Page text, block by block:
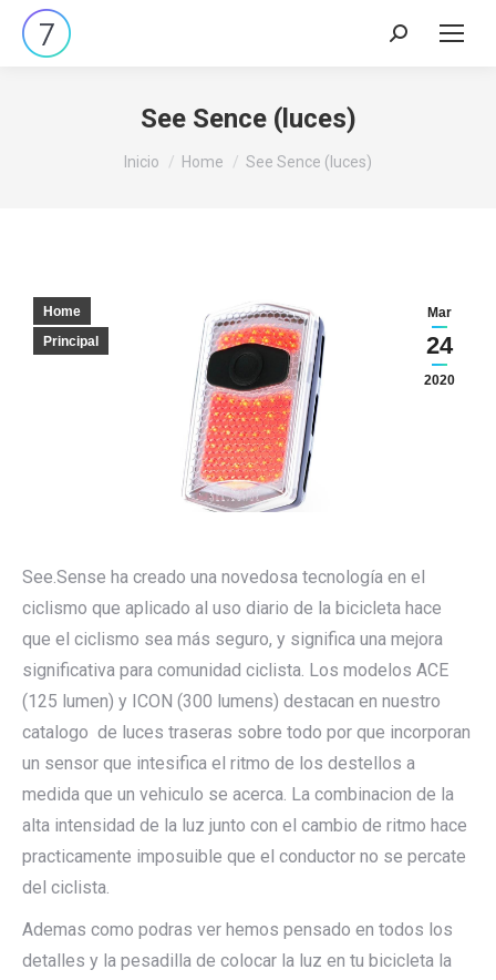
Buscar:
See Sence (luces)
Estás aquí:
Inicio Home See Sence (luces)
Mar
24
2020
Home
Principal
See.Sense ha creado una novedosa tecnología en el
ciclismo que aplicado al uso diario de la bicicleta hace
que el ciclismo sea más seguro, y significa una mejora
significativa para comunidad ciclista. Los modelos ACE
(125 lumen) y ICON (300 lumens) destacan en nuestro
catalogo de luces traseras sobre todo por que incorporan
un sensor que intesifica el ritmo de los destellos a
medida que un vehiculo se acerca. La combinacion de la
alta intensidad de la luz junto con el cambio de ritmo hace
practicamente imposuible que el conductor no se percate
del ciclista.
Ademas como podras ver hemos pensado en todos los
detalles y la pesadilla de colocar la luz en tu bicicleta la